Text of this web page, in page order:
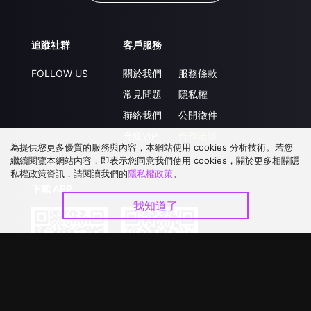
追蹤社群
FOLLOW US
客戶服務
關於我們
常見問題
聯絡我們
服務條款
隱私權
公開徵件
為提供您更多優質的服務與內容，本網站使用 cookies 分析技術。若您
繼續閱覽本網站內容，即表示您同意我們使用 cookies，關於更多相關隱
私權政策資訊，請閱讀我們的隱私權政策。
我知道了